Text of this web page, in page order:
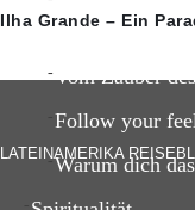
Reise
Vom Zauber
Follow your
Warum dich
Ilha Grande – Ein
LATEINAMERIKA